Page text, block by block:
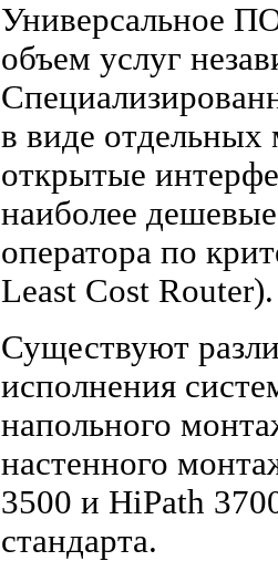
Универсальное
объем услуг
в виде отдельных
открытые
наиболее
оператора по
Least Cost Router).
Существуют
исполнения
напольного
настенного
3500 и HiPath
стандарта.